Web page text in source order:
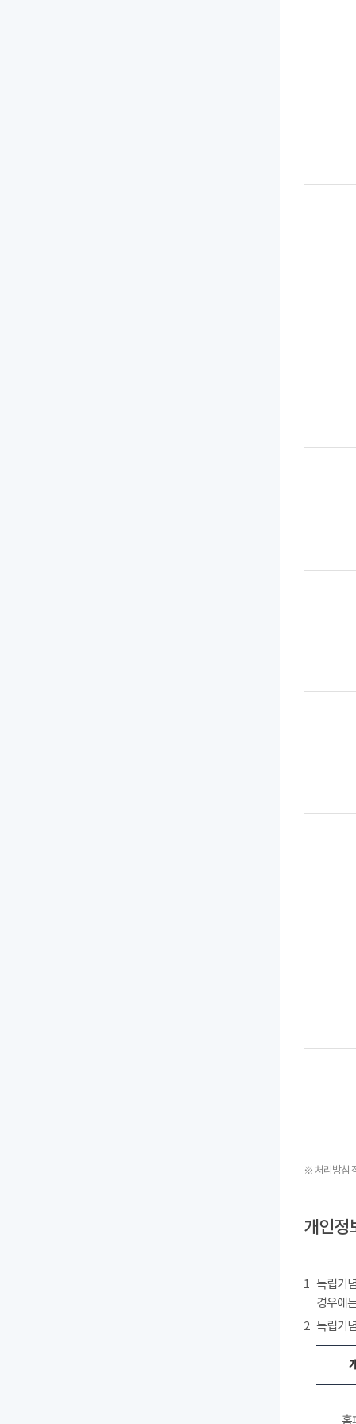
※ 처리방침
개인정
1 독립기
경우에
2 독립기
홈